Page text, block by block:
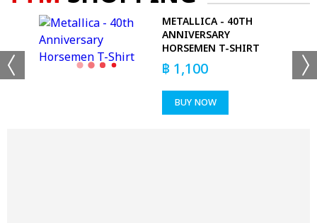
METALLICA - 40TH
ANNIVERSARY
HORSEMEN T-SHIRT
฿ 1,100
BUY NOW